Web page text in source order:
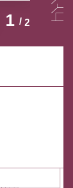
1 2